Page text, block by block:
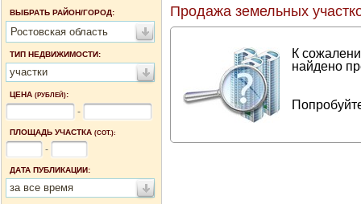
ВЫБРАТЬ РАЙОН/ГОРОД:
Ростовская область
ТИП НЕДВИЖИМОСТИ:
участки
ЦЕНА (РУБЛЕЙ):
-
ПЛОЩАДЬ УЧАСТКА (СОТ.):
-
ДАТА ПУБЛИКАЦИИ:
за все время
Продажа земельных
К
найдено